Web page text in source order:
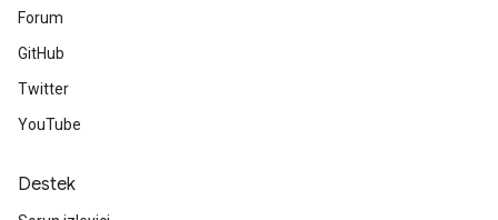
Forum
GitHub
Twitter
YouTube
Destek